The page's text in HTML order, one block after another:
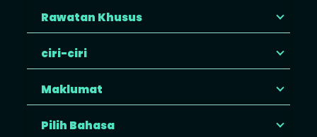
Rawatan Khusus
ciri-ciri
Maklumat
Pilih Bahasa